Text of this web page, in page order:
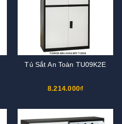
Tủ Sắt An Toàn TU09K2E
8.214.000₫